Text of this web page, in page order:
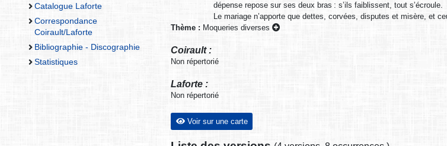
Catalogue Laforte
Correspondance
Coirault/Laforte
Bibliographie - Discographie
Statistiques
dépense repose sur ses deux bras : s’ils faiblissent, tout s’écroule.
Le mariage n’apporte que dettes, corvées, disputes et misère, et
Thème : Moqueries diverses
Coirault :
Non répertorié
Laforte :
Non répertorié
Voir sur une carte